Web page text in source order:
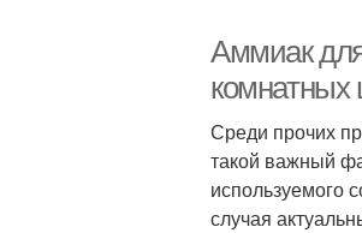
Аммиак
комнатных
Среди прочих
такой важный
используемого
случая